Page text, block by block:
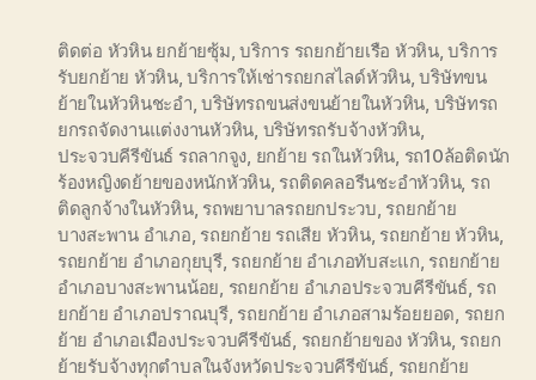
ติดต่อ หัวหิน ยกย้ายซุ้ม,บริการ รถยกย้ายเรือ หัวหิน,บริการ
รับยกย้าย หัวหิน,บริการให้เช่ารถยกสไลด์หัวหิน,บริษัทขน
ย้ายในหัวหินชะอำ,บริษัทรถขนส่งขนย้ายในหัวหิน, บริษัทรถ
ยกรถจัดงานแต่งงานหัวหิน, บริษัทรถรับจ้างหัวหิน,
ประจวบคีรีขันธ์ รถลากจูง, ยกย้าย รถในหัวหิน, รถ10ล้อติดนัก
ร้องหญิงดย้ายของหนักหัวหิน, รถติดคลอรีนชะอำหัวหิน, รถ
ติดลูกจ้างในหัวหิน, รถพยาบาลรถยกประวบ, รถยกย้าย
บางสะพาน อำเภอ, รถยกย้าย รถเสีย หัวหิน, รถยกย้าย หัวหิน,
รถยกย้าย อำเภอกุยบุรี, รถยกย้าย อำเภอทับสะแก, รถยกย้าย
อำเภอบางสะพานน้อย, รถยกย้าย อำเภอประจวบคีรีขันธ์, รถ
ยกย้าย อำเภอปราณบุรี, รถยกย้าย อำเภอสามร้อยยอด, รถยก
ย้าย อำเภอเมืองประจวบคีรีขันธ์, รถยกย้ายของ หัวหิน, รถยก
ย้ายรับจ้างทุกตำบลในจังหวัดประจวบคีรีขันธ์, รถยกย้าย